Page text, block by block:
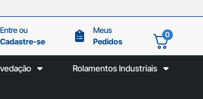
Entre ou
Cadastre-se
Meus
Pedidos
0
Rolamentos Industriais